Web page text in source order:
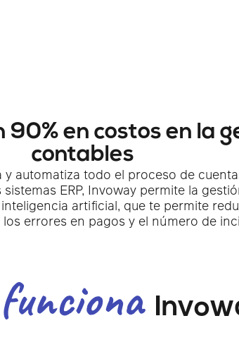
en costos en la
contables
automatiza todo el proceso de
ERP, Invoway permite la
artificial, que te permite
errores en pagos y el número de